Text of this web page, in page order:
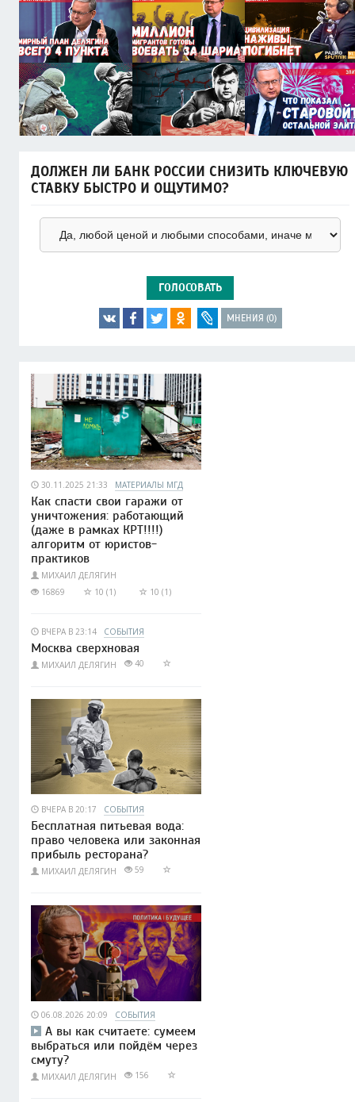
ДОЛЖЕН ЛИ БАНК РОССИИ СНИЗИТЬ КЛЮЧЕВУЮ
СТАВКУ БЫСТРО И ОЩУТИМО?
ГОЛОСОВАТЬ
МНЕНИЯ (0)
30.11.2025 21:33 МАТЕРИАЛЫ МГД
Как спасти свои гаражи от
уничтожения: работающий
(даже в рамках КРТ!!!!)
алгоритм от юристов-
практиков
МИХАИЛ ДЕЛЯГИН
16869
10 (1) 10 (1)
ВЧЕРА В 23:14 СОБЫТИЯ
Москва сверхновая
МИХАИЛ ДЕЛЯГИН 40
ВЧЕРА В 20:17 СОБЫТИЯ
Бесплатная питьевая вода:
право человека или законная
прибыль ресторана?
МИХАИЛ ДЕЛЯГИН 59
06.08.2026 20:09 СОБЫТИЯ
А вы как считаете: сумеем
выбраться или пойдём через
смуту?
МИХАИЛ ДЕЛЯГИН 156